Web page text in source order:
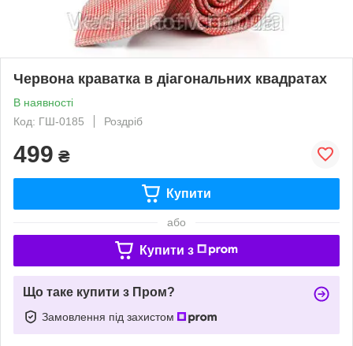
Червона краватка в діагональних квадратах
В наявності
Код: ГШ-0185
Роздріб
499 ₴
Купити
або
Купити з
Що таке купити з Пром?
Замовлення під захистом